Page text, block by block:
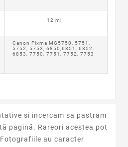
12 ml
Canon Pixma MG5750, 5751,
5752, 5753, 6850,6851, 6852,
6853, 7750, 7751, 7752, 7753
si incercam sa pastram
pagină. Rareori acestea pot
au caracter